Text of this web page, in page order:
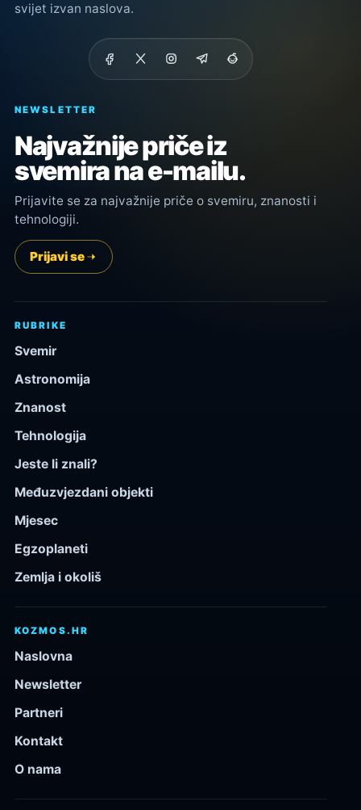
svijet izvan naslova.
NEWSLETTER
Najvažnije priče iz
svemira na e-mailu.
Prijavite se za najvažnije priče o svemiru, znanosti i
tehnologiji.
Prijavi se
RUBRIKE
Svemir
Astronomija
Znanost
Tehnologija
Jeste li znali?
Međuzvjezdani objekti
Mjesec
Egzoplaneti
Zemlja i okoliš
KOZMOS.HR
Naslovna
Newsletter
Partneri
Kontakt
O nama